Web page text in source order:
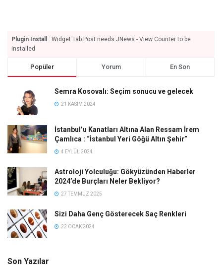
Plugin Install
: Widget Tab Post needs JNews - View Counter to be
installed
Popüler Yorum En Son
Semra Kosovalı: Seçim sonucu ve gelecek
21 KASIM 2024
İstanbul’u Kanatları Altına Alan Ressam İrem
Çamlıca : “İstanbul Yeri Göğü Altın Şehir”
4 EYLÜL 2024
Astroloji Yolculuğu: Gökyüzünden Haberler
2024’de Burçları Neler Bekliyor?
27 TEMMUZ 2025
Sizi Daha Genç Gösterecek Saç Renkleri
22 OCAK 2024
Son Yazılar